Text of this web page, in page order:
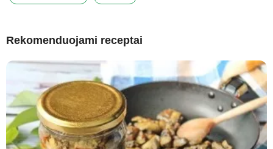
Rekomenduojami receptai